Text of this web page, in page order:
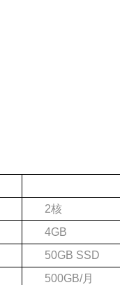
2核
4GB
50GB SSD
500GB/月